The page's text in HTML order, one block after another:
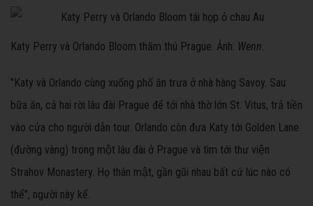
Katy Perry và Orlando Bloom thăm thú Prague. Ảnh: Wenn.
"Katy và Orlando cùng xuống phố ăn trưa ở nhà hàng Savoy. Sau
bữa ăn, cả hai rời lâu đài Prague để tới nhà thờ lớn St. Vitus, trả tiền
vào cửa cho người dẫn tour. Orlando còn đưa Katy tới Golden Lane
(đường vàng) trong một lâu đài ở Prague và tìm tới thư viện
Strahov Monastery. Họ thân mật, gần gũi nhau bất cứ lúc nào có
thể", người này kể.